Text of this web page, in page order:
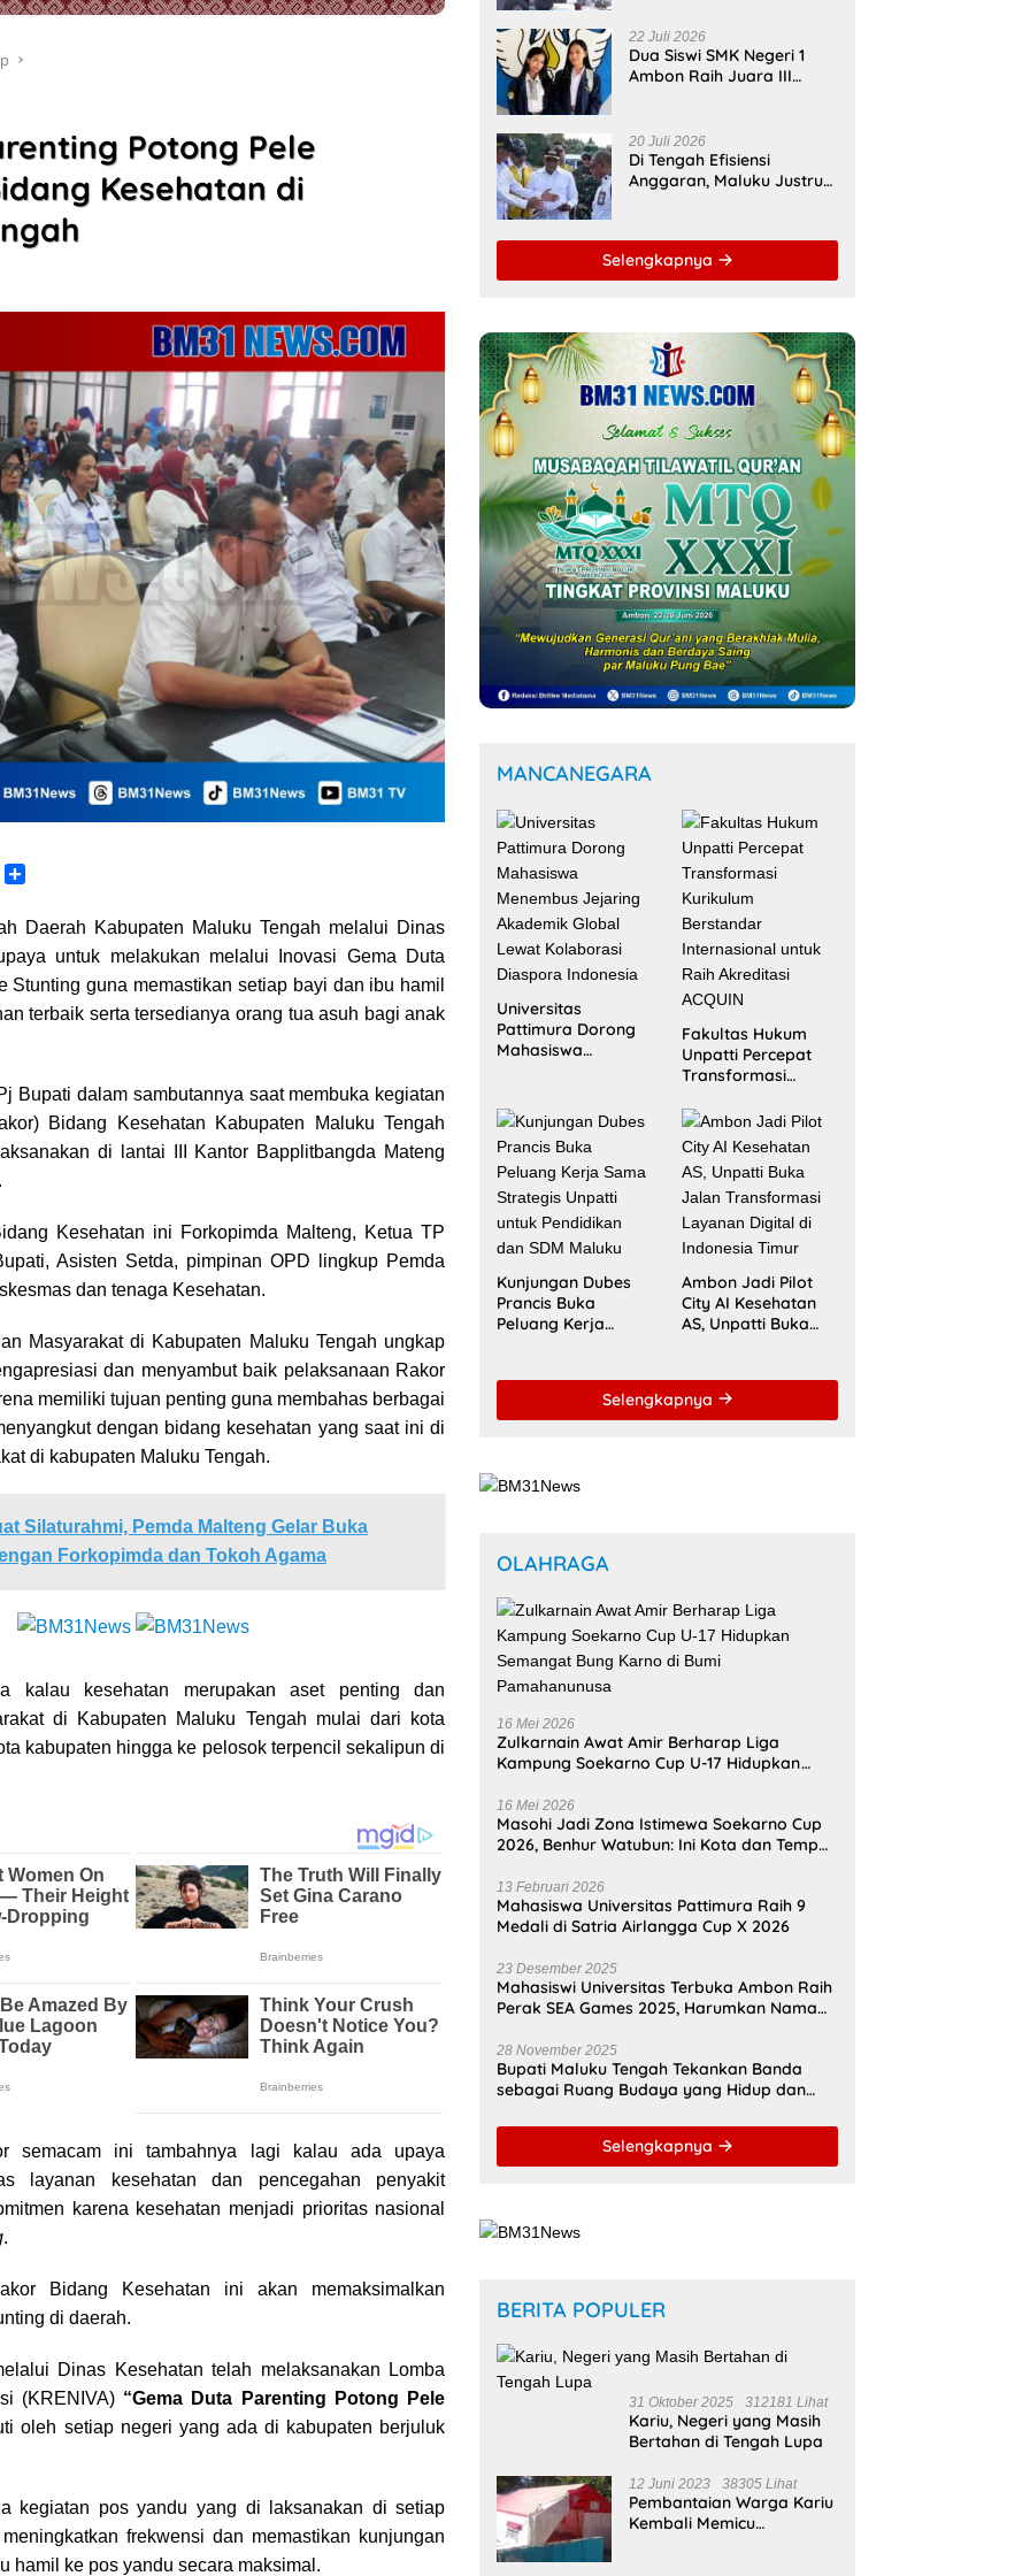
Potong Pele
Kesehatan di
r
e
Daerah Kabupaten Maluku Tengah melalui Dinas
untuk melakukan melalui Inovasi Gema Duta
Stunting guna memastikan setiap bayi dan ibu hamil
terbaik serta tersedianya orang tua asuh bagi anak
Bupati dalam sambutannya saat membuka kegiatan
Bidang Kesehatan Kabupaten Maluku Tengah
di lantai III Kantor Bapplitbangda Mateng
Kesehatan ini Forkopimda Malteng, Ketua TP
Asisten Setda, pimpinan OPD lingkup Pemda
dan tenaga Kesehatan.
Masyarakat di Kabupaten Maluku Tengah ungkap
dan menyambut baik pelaksanaan Rakor
memiliki tujuan penting guna membahas berbagai
dengan bidang kesehatan yang saat ini di
di kabupaten Maluku Tengah.
Silaturahmi, Pemda Malteng Gelar Buka
Forkopimda dan Tokoh Agama
kalau kesehatan merupakan aset penting dan
di Kabupaten Maluku Tengah mulai dari kota
kabupaten hingga ke pelosok terpencil sekalipun di
semacam ini tambahnya lagi kalau ada upaya
layanan kesehatan dan pencegahan penyakit
karena kesehatan menjadi prioritas nasional
.
Bidang Kesehatan ini akan memaksimalkan
di daerah.
Dinas Kesehatan telah melaksanakan Lomba
(KRENIVA) “Gema Duta Parenting Potong Pele
oleh setiap negeri yang ada di kabupaten berjuluk
kegiatan pos yandu yang di laksanakan di setiap
frekwensi dan memastikan kunjungan
hamil ke pos yandu secara maksimal.
Kolaborasi
Multipendanaan
22 Juli 2026
Dua Siswi SMK Negeri 1
Ambon Raih Juara III
20 Juli 2026
Di Tengah Efisiensi
Anggaran, Maluku Justru
Kemandirian Pangan
Selengkapnya
MANCANEGARA
Universitas
Pattimura Dorong
Mahasiswa
Lewat Kolaborasi
Diaspora Indonesia
Fakultas Hukum
Unpatti Percepat
Transformasi
Berstandar
Internasional untuk
Raih Akreditasi
ACQUIN
Kunjungan Dubes
Prancis Buka
Peluang Kerja
Pendidikan dan
Ambon Jadi Pilot
City AI Kesehatan
AS, Unpatti Buka
Indonesia Timur
Selengkapnya
OLAHRAGA
16 Mei 2026
Zulkarnain Awat Amir Berharap Liga
Kampung Soekarno Cup U-17 Hidupkan
Pamahanunusa
16 Mei 2026
Masohi Jadi Zona Istimewa Soekarno Cup
2026, Benhur Watubun: Ini Kota dan Tempat
13 Februari 2026
Mahasiswa Universitas Pattimura Raih 9
Medali di Satria Airlangga Cup X 2026
23 Desember 2025
Mahasiswi Universitas Terbuka Ambon Raih
Perak SEA Games 2025, Harumkan Nama
28 November 2025
Bupati Maluku Tengah Tekankan Banda
sebagai Ruang Budaya yang Hidup dan
Selengkapnya
BERITA POPULER
31 Oktober 2025 312181 Lihat
Kariu, Negeri yang Masih
Bertahan di Tengah Lupa
12 Juni 2023 38305 Lihat
Pembantaian Warga Kariu
Kembali Memicu